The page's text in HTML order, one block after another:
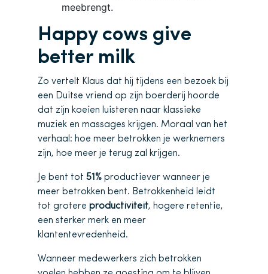
meebrengt.
Happy cows give
better milk
Zo vertelt Klaus dat hij tijdens een bezoek bij
een Duitse vriend op zijn boerderij hoorde
dat zijn koeien luisteren naar klassieke
muziek en massages krijgen. Moraal van het
verhaal: hoe meer betrokken je werknemers
zijn, hoe meer je terug zal krijgen.
Je bent tot 51% productiever wanneer je
meer betrokken bent. Betrokkenheid leidt
tot grotere productiviteit, hogere retentie,
een sterker merk en meer
klantentevredenheid.
Wanneer medewerkers zich betrokken